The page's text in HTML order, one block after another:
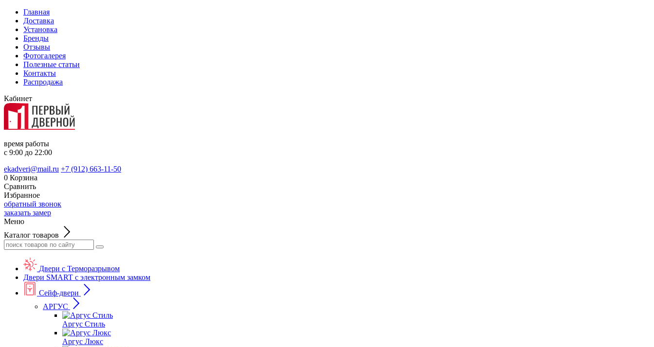
Главная
Доставка
Установка
Бренды
Отзывы
Фотогалерея
Полезные статьи
Контакты
Распродажа
Кабинет
время работы
с 9:00 до 22:00
ekadveri@mail.ru +7 (912) 663-11-50
0 Корзина
Сравнить
Избранное
обратный звонок
заказать замер
Меню
Каталог товаров
Двери с Терморазрывом
Двери SMART с электронным замком
Сейф-двери
АРГУС
Аргус Стиль
Аргус Люкс